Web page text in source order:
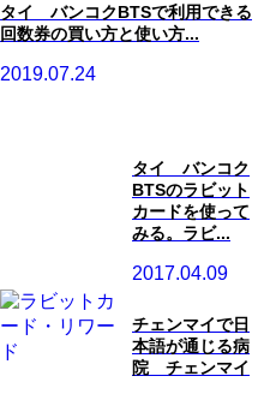
タイ バンコクBTSで利用できる
回数券の買い方と使い方...
2019.07.24
タイ バンコク
BTSのラビット
カードを使って
みる。ラビ...
2017.04.09
チェンマイで日
本語が通じる病
院 チェンマイ